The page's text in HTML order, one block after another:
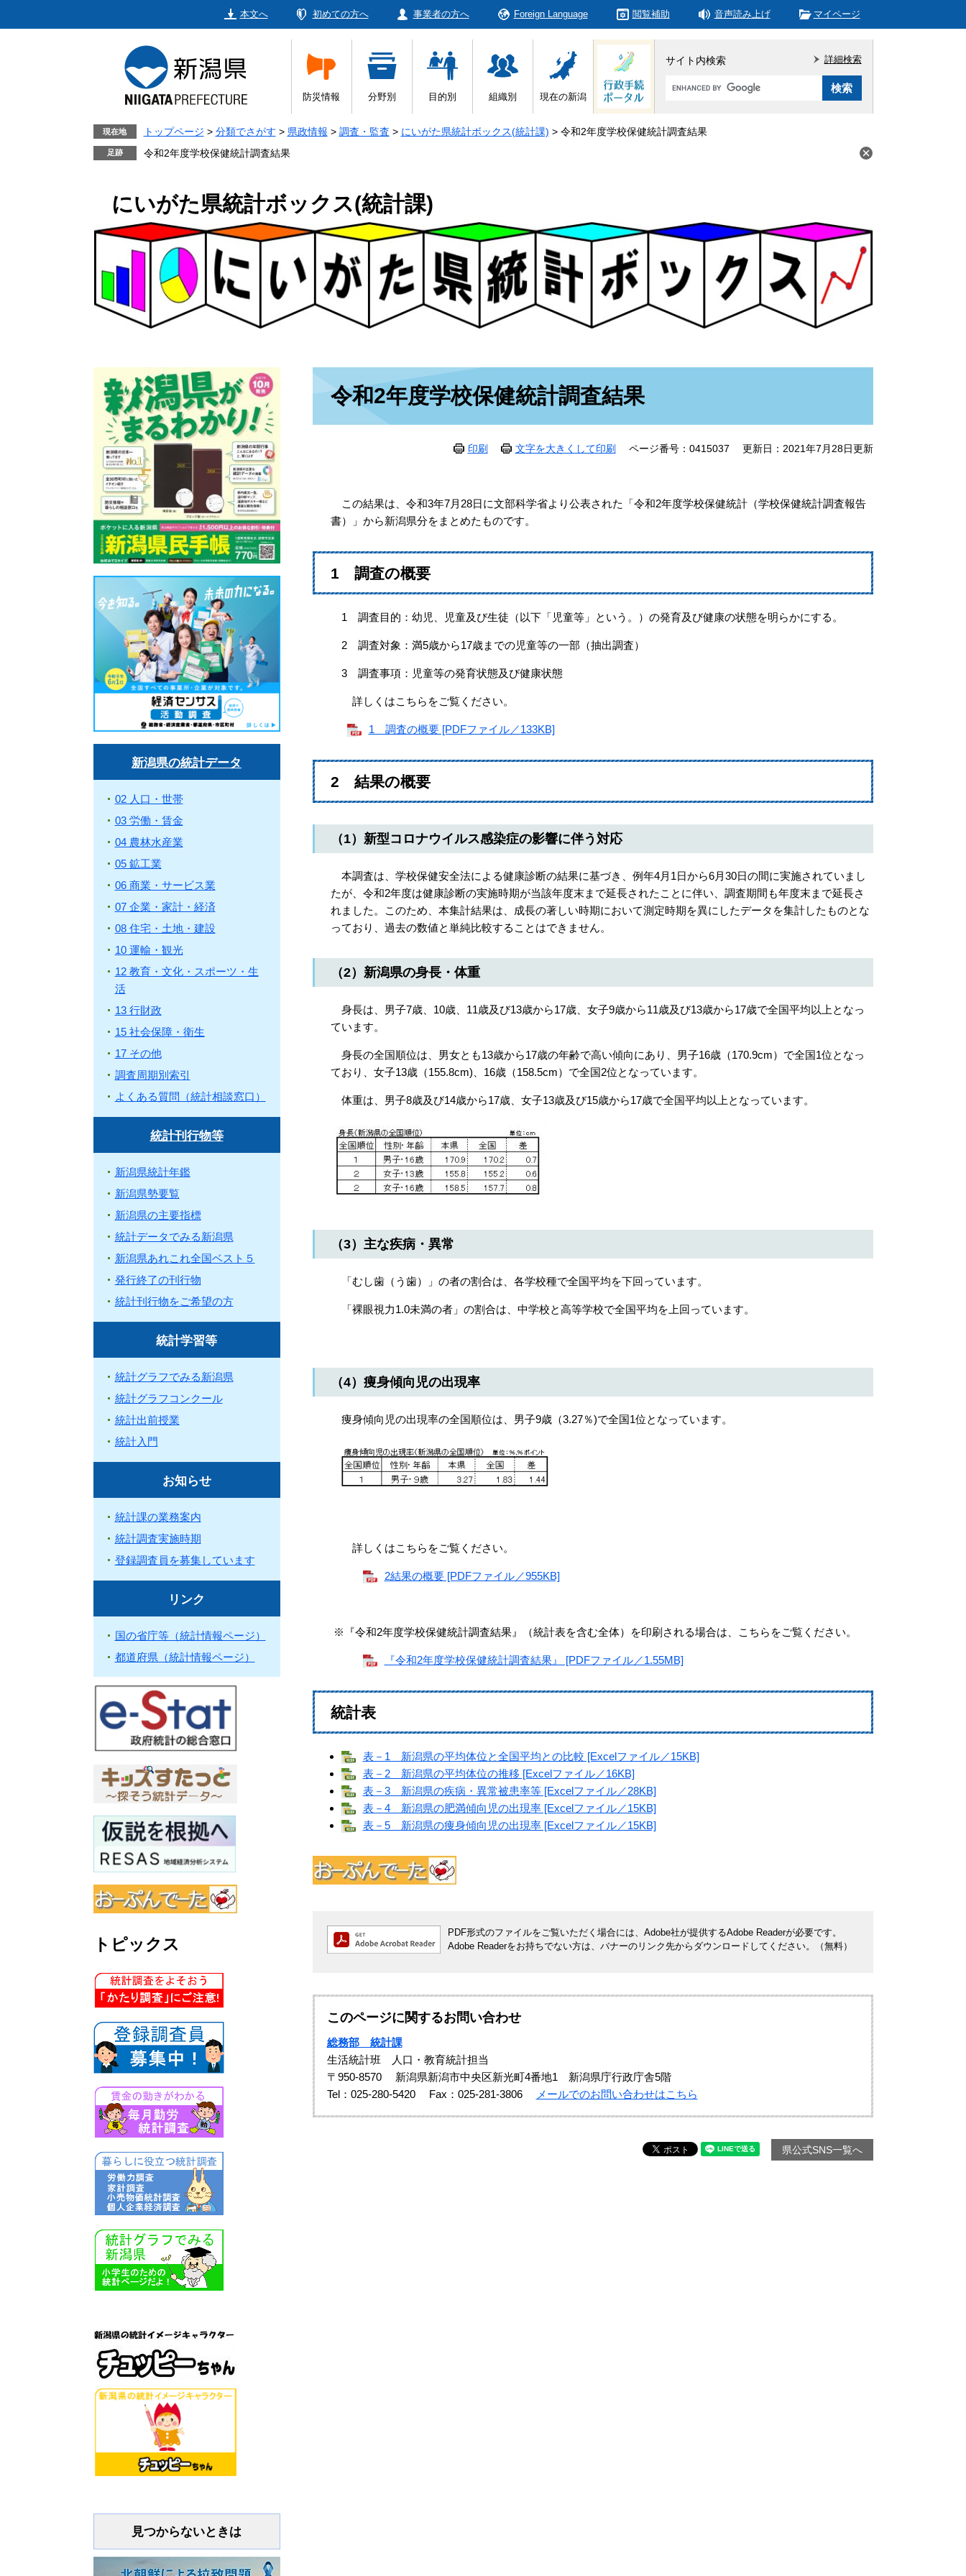
本文へ 初めての方へ 事業者の方へ Foreign Language 閲覧補助 音声読み上げ マイページ
防災情報 分野別 目的別 組織別 現在の新潟
サイト内検索
Google
タ
ム
詳細検索
現在地 トップページ > 分類でさがす > 県政情報 > 調査・監査 > にいがた県統計ボックス(統計課) > 令和2年度学校保健統計調査結果
令和2年度学校保健統計調査結果
にいがた県統計ボックス(統計課)
令和2年度学校保健統計調査結果
印刷 文字を大きくして印刷 ページ番号：0415037 更新日：2021年7月28日更新
この結果は、令和3年7月28日に文部科学省より公表された「令和2年度学校保健統計（学校保健統計調査報告
書）」から新潟県分をまとめたものです。
1 調査の概要
1 調査目的：幼児、児童及び生徒（以下「児童等」という。）の発育及び健康の状態を明らかにする。
2 調査対象：満5歳から17歳までの児童等の一部（抽出調査）
3 調査事項：児童等の発育状態及び健康状態
詳しくはこちらをご覧ください。
1 調査の概要 [PDFファイル／133KB]
2 結果の概要
（1）新型コロナウイルス感染症の影響に伴う対応
本調査は、学校保健安全法による健康診断の結果に基づき、例年4月1日から6月30日の間に実施されていまし
たが、令和2年度は健康診断の実施時期が当該年度末まで延長されたことに伴い、調査期間も年度末まで延長さ
れました。このため、本集計結果は、成長の著しい時期において測定時期を異にしたデータを集計したものとな
っており、過去の数値と単純比較することはできません。
（2）新潟県の身長・体重
身長は、男子7歳、10歳、11歳及び13歳から17歳、女子9歳から11歳及び13歳から17歳で全国平均以上となっ
ています。
身長の全国順位は、男女とも13歳から17歳の年齢で高い傾向にあり、男子16歳（170.9cm）で全国1位となっ
ており、女子13歳（155.8cm)、16歳（158.5cm）で全国2位となっています。
体重は、男子8歳及び14歳から17歳、女子13歳及び15歳から17歳で全国平均以上となっています。
（3）主な疾病・異常
「むし歯（う歯）」の者の割合は、各学校種で全国平均を下回っています。
「裸眼視力1.0未満の者」の割合は、中学校と高等学校で全国平均を上回っています。
（4）痩身傾向児の出現率
痩身傾向児の出現率の全国順位は、男子9歳（3.27％)で全国1位となっています。
詳しくはこちらをご覧ください。
2結果の概要 [PDFファイル／955KB]
※『令和2年度学校保健統計調査結果』（統計表を含む全体）を印刷される場合は、こちらをご覧ください。
『令和2年度学校保健統計調査結果』 [PDFファイル／1.55MB]
統計表
表－1 新潟県の平均体位と全国平均との比較 [Excelファイル／15KB]
表－2 新潟県の平均体位の推移 [Excelファイル／16KB]
表－3 新潟県の疾病・異常被患率等 [Excelファイル／28KB]
表－4 新潟県の肥満傾向児の出現率 [Excelファイル／15KB]
表－5 新潟県の痩身傾向児の出現率 [Excelファイル／15KB]
PDF形式のファイルをご覧いただく場合には、Adobe社が提供するAdobe Readerが必要です。
Adobe Readerをお持ちでない方は、バナーのリンク先からダウンロードしてください。（無料）
このページに関するお問い合わせ
総務部 統計課
生活統計班 人口・教育統計担当
〒950-8570
新潟県新潟市中央区新光町4番地1 新潟県庁行政庁舎5階
Tel：025-280-5420
Fax：025-281-3806 メールでのお問い合わせはこちら
県公式SNS一覧へ
新潟県の統計データ
02 人口・世帯
03 労働・賃金
04 農林水産業
05 鉱工業
06 商業・サービス業
07 企業・家計・経済
08 住宅・土地・建設
10 運輸・観光
12 教育・文化・スポーツ・生
活
13 行財政
15 社会保障・衛生
17 その他
調査周期別索引
よくある質問（統計相談窓口）
統計刊行物等
新潟県統計年鑑
新潟県勢要覧
新潟県の主要指標
統計データでみる新潟県
新潟県あれこれ全国ベスト５
発行終了の刊行物
統計刊行物をご希望の方
統計学習等
統計グラフでみる新潟県
統計グラフコンクール
統計出前授業
統計入門
お知らせ
統計課の業務案内
統計調査実施時期
登録調査員を募集しています
リンク
国の省庁等（統計情報ページ）
都道府県（統計情報ページ）
トピックス
見つからないときは